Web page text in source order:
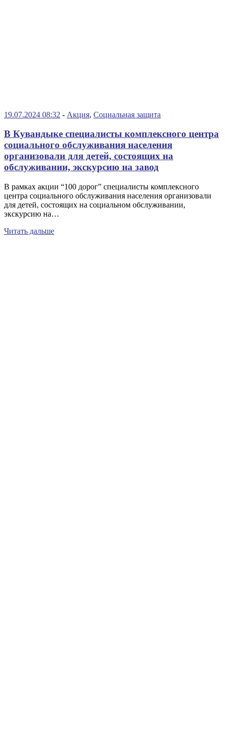
19.07.2024 08:32 - Акция, Социальная защита
В Кувандыке специалисты комплексного центра
социального обслуживания населения
организовали для детей, состоящих на
обслуживании, экскурсию на завод
В рамках акции “100 дорог” специалисты комплексного
центра социального обслуживания населения организовали
для детей, состоящих на социальном обслуживании,
экскурсию на…
Читать дальше